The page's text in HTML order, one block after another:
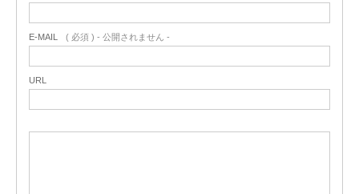
E-MAIL ( 必須 ) - 公開されません -
URL